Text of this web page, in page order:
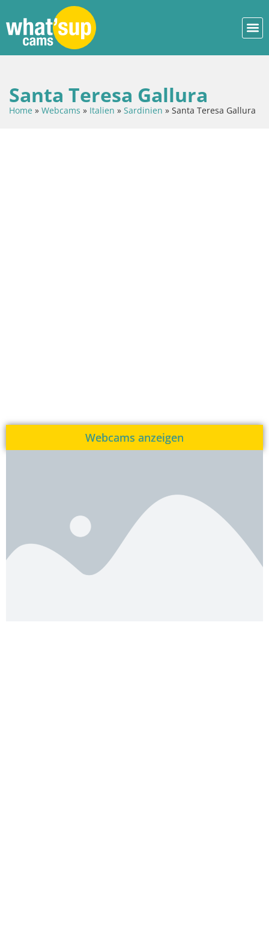
Santa Teresa Gallura
Home » Webcams » Italien » Sardinien » Santa Teresa Gallura
Webcams anzeigen